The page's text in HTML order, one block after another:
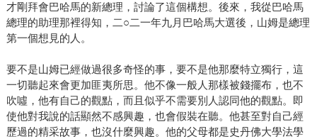
才剛拜會巴哈馬的新總理，討論了這個構想。後來，我從巴哈馬
總理的助理那裡得知，二○二一年九月巴哈馬大選後，山姆是總理
第一個想見的人。
要不是山姆已經做過很多奇怪的事，要不是他那麼特立獨行，這
一切聽起來會更加匪夷所思。他不像一般人那樣被錢擺布，也不
吹噓，他有自己的觀點，而且似乎不需要別人認同他的觀點。即
使他對我說的話顯然不感興趣，也會假裝在聽。他甚至對自己經
歷過的精采故事，也沒什麼興趣。他的父母都是史丹佛大學法學